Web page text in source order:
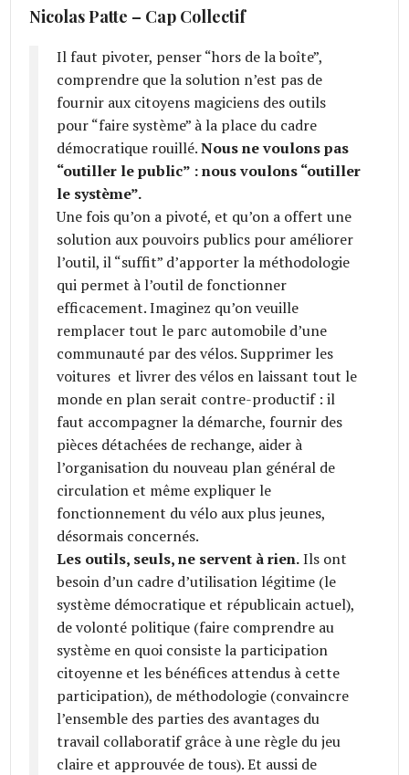
Nicolas Patte – Cap Collectif
Il faut pivoter, penser “hors de la boîte”,
comprendre que la solution n’est pas de
fournir aux citoyens magiciens des outils
pour “faire système” à la place du cadre
démocratique rouillé.Nous ne voulons pas
“outiller le public” : nous voulons “outiller
le système”.
Une fois qu’on a pivoté, et qu’on a offert une
solution aux pouvoirs publics pour améliorer
l’outil, il “suffit” d’apporter la méthodologie
qui permet à l’outil de fonctionner
efficacement. Imaginez qu’on veuille
remplacer tout le parc automobile d’une
communauté par des vélos. Supprimer les
voitures et livrer des vélos en laissant tout le
monde en plan serait contre-productif : il
faut accompagner la démarche, fournir des
pièces détachées de rechange, aider à
l’organisation du nouveau plan général de
circulation et même expliquer le
fonctionnement du vélo aux plus jeunes,
désormais concernés.
Les outils, seuls, ne servent à rien.Ils ont
besoin d’un cadre d’utilisation légitime (le
système démocratique et républicain actuel),
de volonté politique (faire comprendre au
système en quoi consiste la participation
citoyenne et les bénéfices attendus à cette
participation), de méthodologie (convaincre
l’ensemble des parties des avantages du
travail collaboratif grâce à une règle du jeu
claire et approuvée de tous). Et aussi de